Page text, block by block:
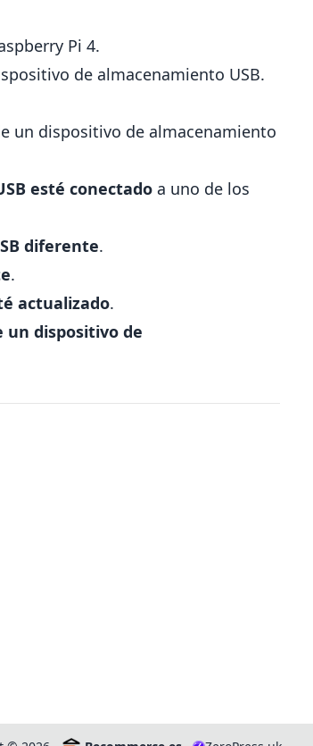
Pi 4.
de almacenamiento USB.
un dispositivo de almacenamiento
esté conectado a uno de los
diferente.
.
actualizado.
un dispositivo de